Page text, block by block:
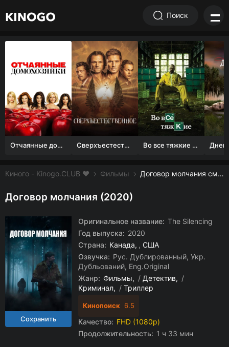
Поиск
Отчаянные домохозяйки (1 сезон) Сверхъестественное Во все тяжкие 1-5 сезон
Киного - Kinogo.CLUB ❤️ Фильмы Договор молчания смотреть онлайн бесплатно
Договор молчания (2020)
Оригинальное название: The Silencing
Год выпуска: 2020
Страна: Канада , США
Озвучка: Рус. Дублированный, Укр.
Дубльований, Eng.Original
Жанр: Фильмы / Детектив
/
Криминал
/ Триллер
Кинопоиск 6.5
Качество: FHD (1080p)
Продолжительность: 1 ч 33 мин